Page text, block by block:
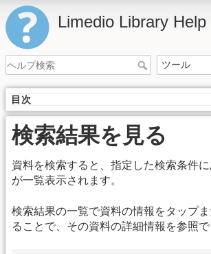
Limedio Library Help
目次
検索結果を見る
資料を検索すると、指定した検索条件
が一覧表示されます。
検索結果の一覧で資料の情報をタップ
ることで、その資料の詳細情報を参照で